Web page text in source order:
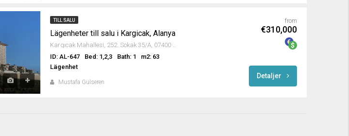
TILL SALU
Lägenheter till salu i Kargicak, Alanya
Kargıcak Mahallesi, 252. Sokak 35/A, 07400 Alanya/Antalya, Turkey
ID: AL-647
Bed: 1,2,3 Bath: 1
m2: 63
Lägenhet
Mustafa Gülseren
from
€310,000
Detaljer